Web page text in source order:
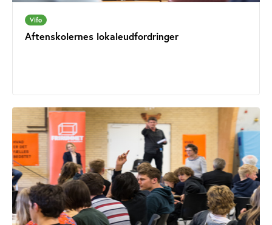
Vifo
Aftenskolernes lokaleudfordringer